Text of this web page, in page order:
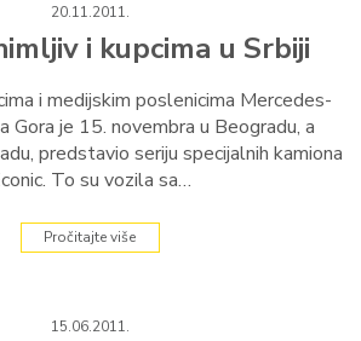
20.11.2011.
i kupcima u Srbiji
i medijskim poslenicima Mercedes-
Gora je 15. novembra u Beogradu, a
predstavio seriju specijalnih kamiona
To su vozila sa…
Pročitajte više
15.06.2011.